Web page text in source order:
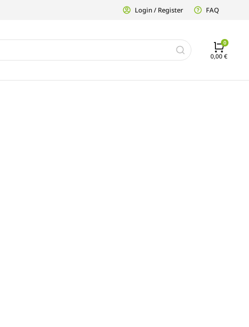
Login / Register FAQ
0,00€